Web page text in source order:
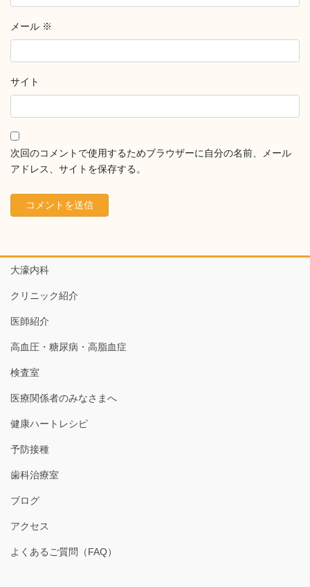
メール ※
サイト
次回のコメントで使用するためブラウザーに自分の名前、メール
アドレス、サイトを保存する。
大濠内科
クリニック紹介
医師紹介
高血圧・糖尿病・高脂血症
検査室
医療関係者のみなさまへ
健康ハートレシピ
予防接種
歯科治療室
ブログ
アクセス
よくあるご質問（FAQ）